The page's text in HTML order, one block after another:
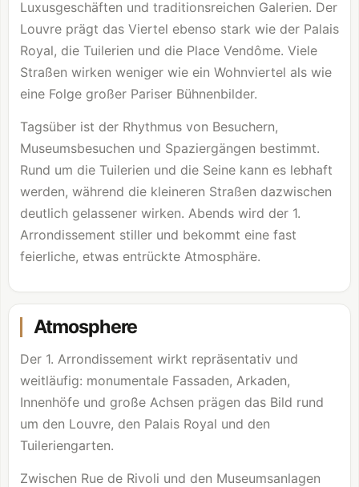
Luxusgeschäften und traditionsreichen Galerien. Der
Louvre prägt das Viertel ebenso stark wie der Palais
Royal, die Tuilerien und die Place Vendôme. Viele
Straßen wirken weniger wie ein Wohnviertel als wie
eine Folge großer Pariser Bühnenbilder.
Tagsüber ist der Rhythmus von Besuchern,
Museumsbesuchen und Spaziergängen bestimmt.
Rund um die Tuilerien und die Seine kann es lebhaft
werden, während die kleineren Straßen dazwischen
deutlich gelassener wirken. Abends wird der 1.
Arrondissement stiller und bekommt eine fast
feierliche, etwas entrückte Atmosphäre.
Atmosphere
Der 1. Arrondissement wirkt repräsentativ und
weitläufig: monumentale Fassaden, Arkaden,
Innenhöfe und große Achsen prägen das Bild rund
um den Louvre, den Palais Royal und den
Tuileriengarten.
Zwischen Rue de Rivoli und den Museumsanlagen